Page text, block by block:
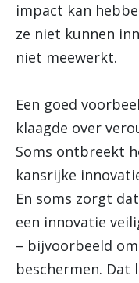
impact kan
ze niet kunnen
niet meewerkt.
Een goed
klaagde over
Soms ontbreekt
kansrijke
En soms zorgt
een innovatie
– bijvoorbeeld
beschermen. Dat